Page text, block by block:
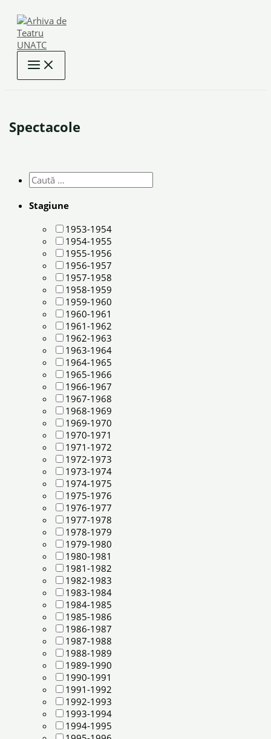
content
Spectacole
Stagiune
1953-1954
1954-1955
1955-1956
1956-1957
1957-1958
1958-1959
1959-1960
1960-1961
1961-1962
1962-1963
1963-1964
1964-1965
1965-1966
1966-1967
1967-1968
1968-1969
1969-1970
1970-1971
1971-1972
1972-1973
1973-1974
1974-1975
1975-1976
1976-1977
1977-1978
1978-1979
1979-1980
1980-1981
1981-1982
1982-1983
1983-1984
1984-1985
1985-1986
1986-1987
1987-1988
1988-1989
1989-1990
1990-1991
1991-1992
1992-1993
1993-1994
1994-1995